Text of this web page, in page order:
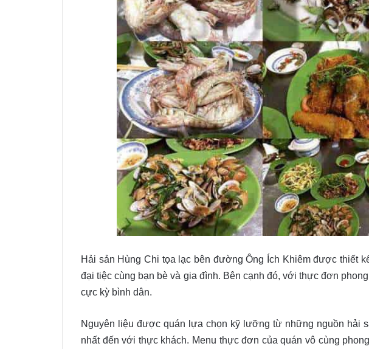
Hải sản Hùng Chi tọa lạc bên đường Ông Ích Khiêm được thiết
đại tiệc cùng bạn bè và gia đình. Bên cạnh đó, với thực đơn
cực kỳ bình dân.
Nguyên liệu được quán lựa chọn kỹ lưỡng từ những nguồn hải
nhất đến với thực khách. Menu thực đơn của quán vô cùng